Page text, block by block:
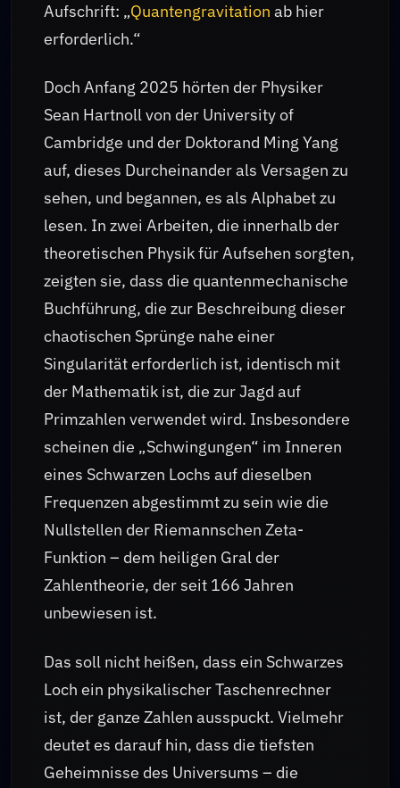
Aufschrift: „Quantengravitation ab hier
erforderlich.“
Doch Anfang 2025 hörten der Physiker
Sean Hartnoll von der University of
Cambridge und der Doktorand Ming Yang
auf, dieses Durcheinander als Versagen zu
sehen, und begannen, es als Alphabet zu
lesen. In zwei Arbeiten, die innerhalb der
theoretischen Physik für Aufsehen sorgten,
zeigten sie, dass die quantenmechanische
Buchführung, die zur Beschreibung dieser
chaotischen Sprünge nahe einer
Singularität erforderlich ist, identisch mit
der Mathematik ist, die zur Jagd auf
Primzahlen verwendet wird. Insbesondere
scheinen die „Schwingungen“ im Inneren
eines Schwarzen Lochs auf dieselben
Frequenzen abgestimmt zu sein wie die
Nullstellen der Riemannschen Zeta-
Funktion – dem heiligen Gral der
Zahlentheorie, der seit 166 Jahren
unbewiesen ist.
Das soll nicht heißen, dass ein Schwarzes
Loch ein physikalischer Taschenrechner
ist, der ganze Zahlen ausspuckt. Vielmehr
deutet es darauf hin, dass die tiefsten
Geheimnisse des Universums – die